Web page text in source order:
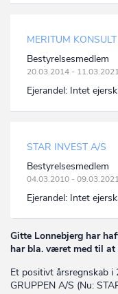
MERITUM
Bestyrelsesmedlem
20.03.2014 -
Ejerandel: Intet
STAR INVEST A/S
Bestyrelsesmedlem
04.03.2010 -
Ejerandel: Intet
Gitte Lonnebjerg har
har bla. været med til at
Et positivt årsregnskab i
GRUPPEN A/S (Nu: